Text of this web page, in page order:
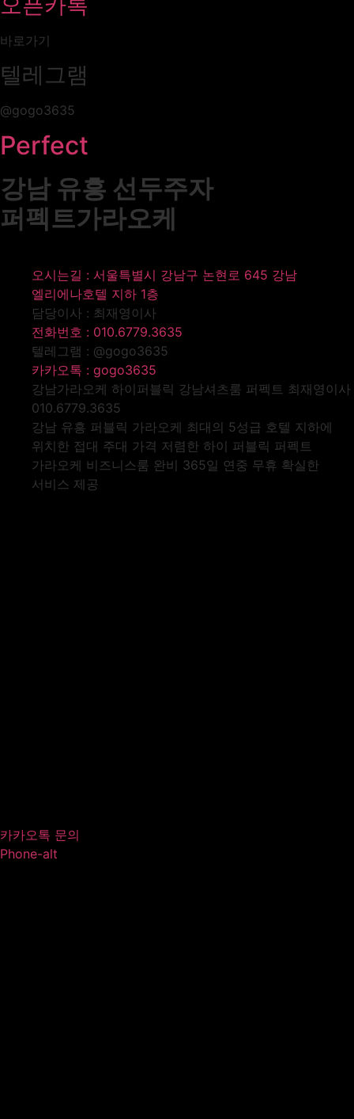
바로가기
텔레그램
@gogo3635
Perfect
강남 유흥 선두주자
퍼펙트가라오케
오시는길 : 서울특별시 강남구 논현로 645 강남
엘리에나호텔 지하 1층
담당이사 : 최재영이사
전화번호 : 010.6779.3635
텔레그램 : @gogo3635
카카오톡 : gogo3635
강남가라오케 하이퍼블릭 강남셔츠룸 퍼펙트 최재영이사
010.6779.3635
강남 유흥 퍼블릭 가라오케 최대의 5성급 호텔 지하에
위치한 접대 주대 가격 저렴한 하이 퍼블릭 퍼펙트
가라오케 비즈니스룸 완비 365일 연중 무휴 확실한
서비스 제공
카카오톡 문의
Phone-alt